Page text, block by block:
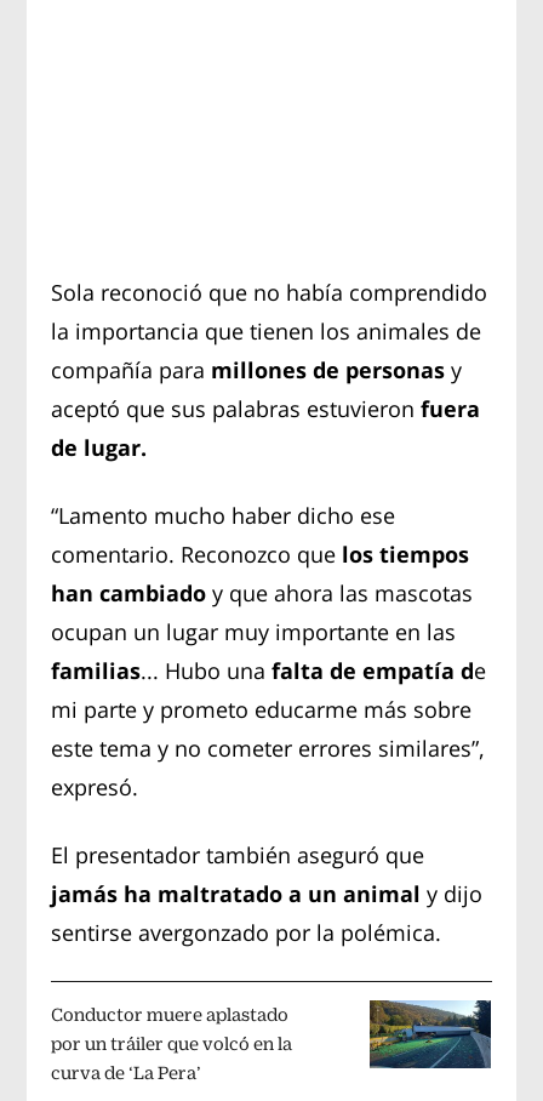
Sola reconoció que no había comprendido
la importancia que tienen los animales de
compañía para millones de personas y
aceptó que sus palabras estuvieron fuera
de lugar.
“Lamento mucho haber dicho ese
comentario. Reconozco que los tiempos
han cambiadoy que ahora las mascotas
ocupan un lugar muy importante en las
familias... Hubo unafalta de empatía de
mi parte y prometo educarme más sobre
este tema y no cometer errores similares”,
expresó.
El presentador también aseguró que
jamás ha maltratado a un animaly dijo
sentirse avergonzado por la polémica.
Conductor muere aplastado
por un tráiler que volcó en la
curva de ‘La Pera’